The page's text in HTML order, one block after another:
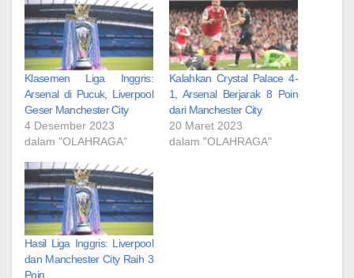
Klasemen Liga Inggris:
Arsenal di Pucuk, Liverpool
Geser Manchester City
4 Desember 2023
dalam "OLAHRAGA"
Kalahkan Crystal Palace 4-
1, Arsenal Berjarak 8 Poin
dari Manchester City
20 Maret 2023
dalam "OLAHRAGA"
Hasil Liga Inggris: Liverpool
dan Manchester City Raih 3
Poin